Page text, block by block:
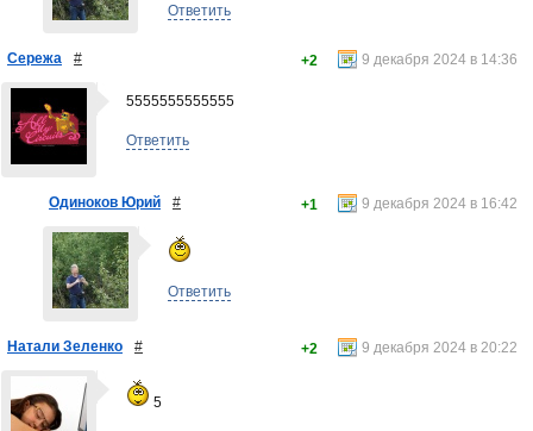
Ответить
Сережа # 9 декабря 2024 в 14:36
+2
5555555555555
Ответить
Одиноков Юрий # 9 декабря 2024 в 16:42
+1
Ответить
Натали Зеленко # 9 декабря 2024 в 20:22
+2
5